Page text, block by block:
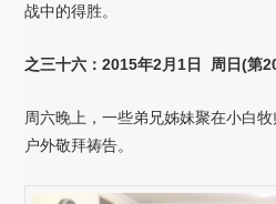
战中的得胜。
之三十六：2015年2月1日 周日(第
周六晚上，一些弟兄姊妹聚在小白
户外敬拜祷告。